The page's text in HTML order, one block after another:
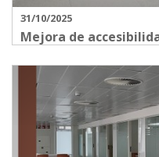
31/10/2025
Mejora de